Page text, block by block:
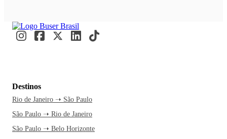
Destinos
Rio de Janeiro ➝ São Paulo
São Paulo ➝ Rio de Janeiro
São Paulo ➝ Belo Horizonte